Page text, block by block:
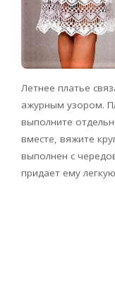
Летнее платье
ажурным узором.
выполните
вместе, вяжите
выполнен с
придает ему